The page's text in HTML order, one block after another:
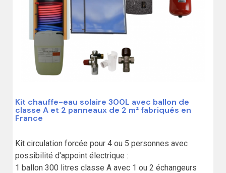
Kit chauffe-eau solaire 300L avec ballon de
classe A et 2 panneaux de 2 m² fabriqués en
France
Kit circulation forcée pour 4 ou 5 personnes avec
possibilité d'appoint électrique :
1 ballon 300 litres classe A avec 1 ou 2 échangeurs